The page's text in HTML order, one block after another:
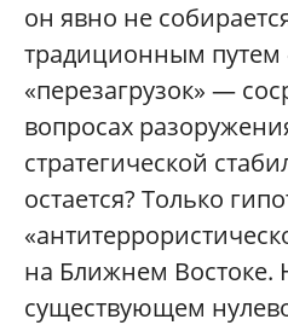
он явно не
традиционным путем
«перезагрузок» —
вопросах
стратегической
остается? Только
на Ближнем Востоке.
существующем